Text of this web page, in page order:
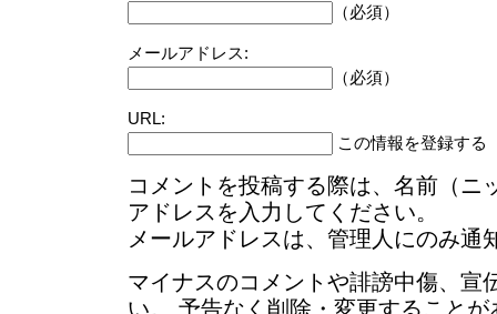
（必須）
メールアドレス:
（必須）
URL:
この情報を登録する
コメントを投稿する際は、名前（ニ
アドレスを入力してください。
メールアドレスは、管理人にのみ通
マイナスのコメントや誹謗中傷、宣
い。 予告なく削除・変更することが